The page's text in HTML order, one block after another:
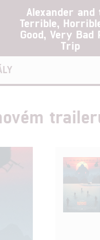
Alexander and
Terrible,
Good, Very Bad
Trip